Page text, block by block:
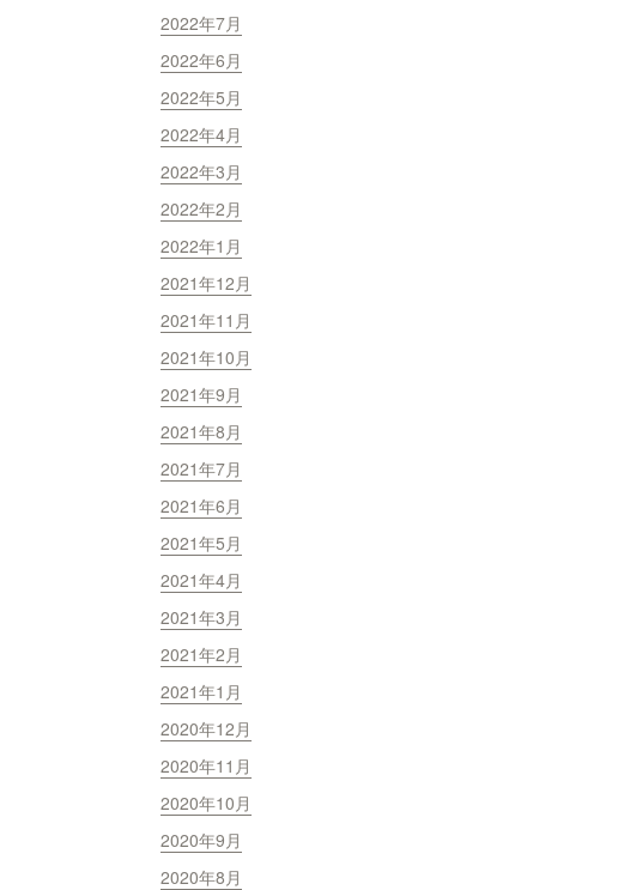
2022年7月
2022年6月
2022年5月
2022年4月
2022年3月
2022年2月
2022年1月
2021年12月
2021年11月
2021年10月
2021年9月
2021年8月
2021年7月
2021年6月
2021年5月
2021年4月
2021年3月
2021年2月
2021年1月
2020年12月
2020年11月
2020年10月
2020年9月
2020年8月